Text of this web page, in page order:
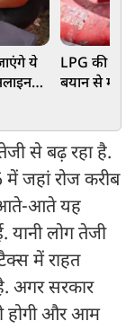
ये
LPG की
बयान से
से बढ़ रहा है.
जहां रोज करीब
आते-आते यह
यानी लोग तेजी
में राहत
अगर सरकार
होगी और आम